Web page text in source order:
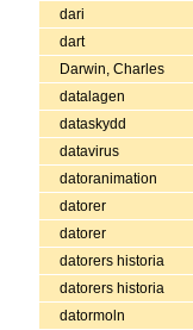
dari
dart
Darwin, Charles
datalagen
dataskydd
datavirus
datoranimation
datorer
datorer
datorers historia
datorers historia
datormoln